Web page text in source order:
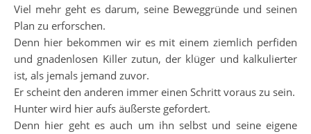
Viel mehr geht es darum, seine Beweggründe und seinen
Plan zu erforschen.
Denn hier bekommen wir es mit einem ziemlich perfiden
und gnadenlosen Killer zutun, der klüger und kalkulierter
ist, als jemals jemand zuvor.
Er scheint den anderen immer einen Schritt voraus zu sein.
Hunter wird hier aufs äußerste gefordert.
Denn hier geht es auch um ihn selbst und seine eigene